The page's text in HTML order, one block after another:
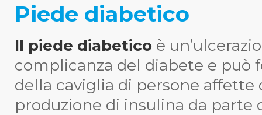
Piede diabetico
Il piede diabetico è
complicanza del diabete e può
della caviglia di persone affette
produzione di insulina da parte